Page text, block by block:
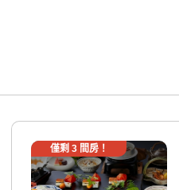
僅剩 3間房！